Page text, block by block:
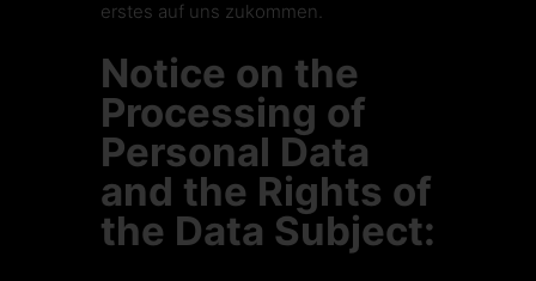
erstes auf uns zukommen.
Notice on the
Processing of
Personal Data
and the Rights of
the Data Subject: